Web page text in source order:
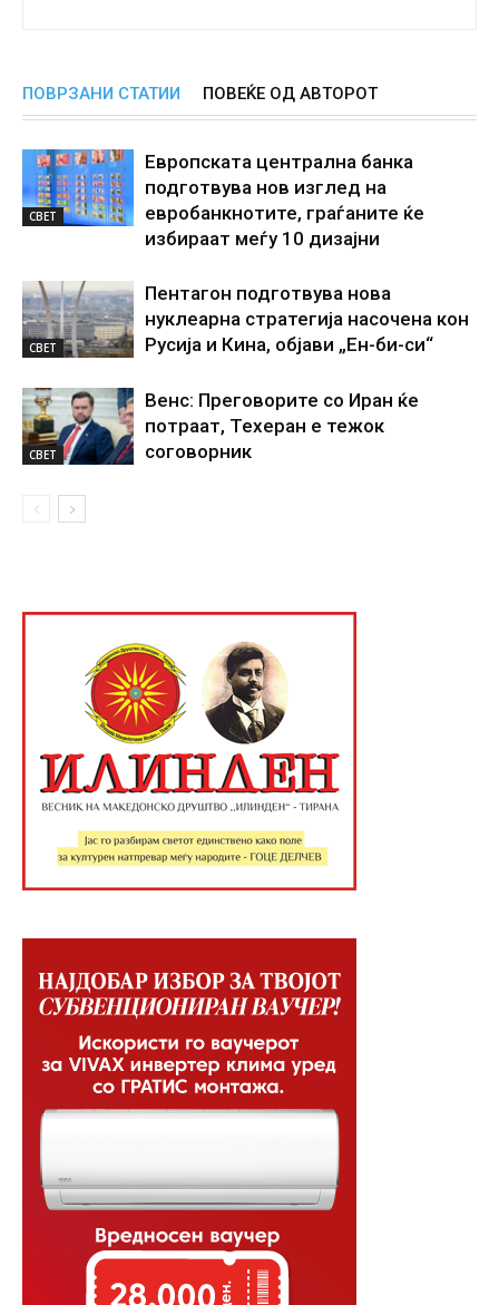
ПОВРЗАНИ СТАТИИ ПОВЕЌЕ ОД АВТОРОТ
СВЕТ
Европската централна банка
подготвува нов изглед на
евробанкнотите, граѓаните ќе
избираат меѓу 10 дизајни
СВЕТ
Пентагон подготвува нова
нуклеарна стратегија насочена кон
Русија и Кина, објави „Ен-би-си“
СВЕТ
Венс: Преговорите со Иран ќе
потраат, Техеран е тежок
соговорник